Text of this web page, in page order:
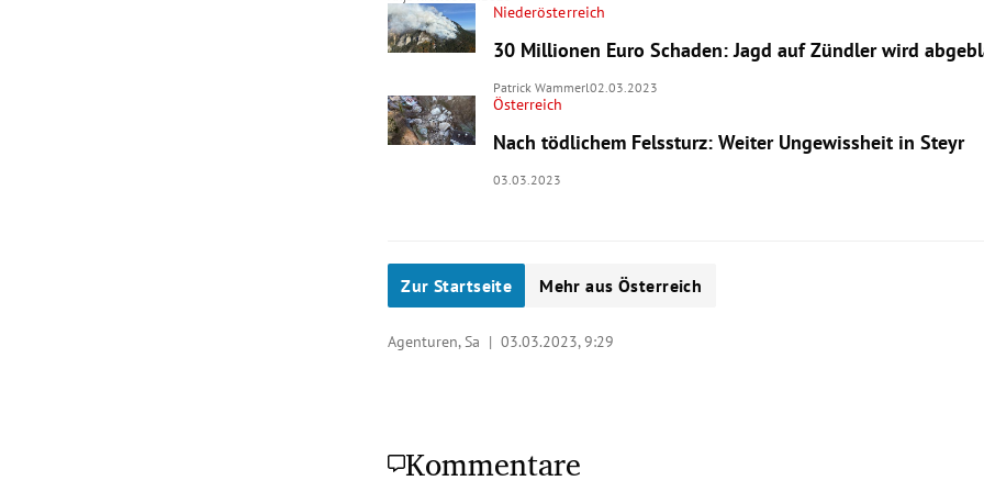
Niederösterreich
30 Millionen Euro Schaden: Jagd auf Zündler wird
Patrick Wammerl02.03.2023
Österreich
Nach tödlichem Felssturz: Weiter Ungewissheit in Steyr
03.03.2023
Zur Startseite Mehr aus Österreich
Agenturen, Sa |03.03.2023, 9:29
Kommentare